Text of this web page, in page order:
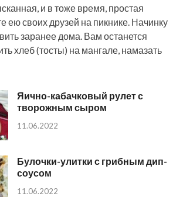
и в тоже время, простая
ею своих друзей на пикнике. Начинку
заранее дома. Вам останется
хлеб (тосты) на мангале, намазать
Яично-кабачковый рулет с
творожным сыром
11.06.2022
Булочки-улитки с грибным дип-
соусом
11.06.2022